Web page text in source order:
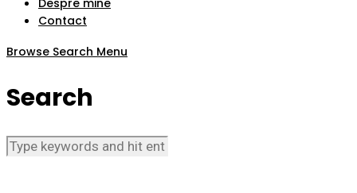
Despre mine
Contact
Browse Search Menu
Search